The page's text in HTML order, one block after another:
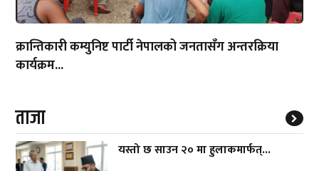
क्रान्तिकारी कम्युनिष्ट पार्टी नेपालको जनतासँग अन्तरक्रिया
कार्यक्रम...
ताजा
यस्तो छ साउन २० मा हुलाकमार्फत्...